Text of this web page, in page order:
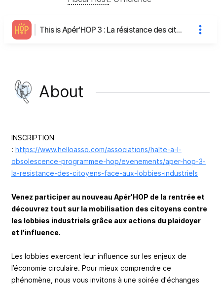
This is Apér'HOP 3 : La résistance des citoyens face aux lobbies industriels.'s page
About
INSCRIPTION
: https://www.helloasso.com/associations/halte-a-l-
obsolescence-programmee-hop/evenements/aper-hop-3-
la-resistance-des-citoyens-face-aux-lobbies-industriels
Venez participer au nouveau Apér'HOP de la rentrée et
découvrez tout sur la mobilisation des citoyens contre
les lobbies industriels grâce aux actions du plaidoyer
et l'influence.
Les lobbies exercent leur influence sur les enjeux de
l’économie circulaire. Pour mieux comprendre ce
phénomène, nous vous invitons à une soirée d'échanges